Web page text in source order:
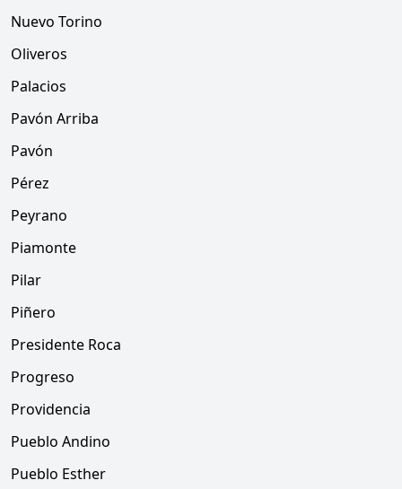
Nuevo Torino
Oliveros
Palacios
Pavón Arriba
Pavón
Pérez
Peyrano
Piamonte
Pilar
Piñero
Presidente Roca
Progreso
Providencia
Pueblo Andino
Pueblo Esther